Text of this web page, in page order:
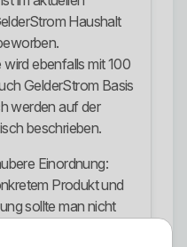
Haushalt
ebenfalls mit 100
GelderStrom Basis
werden auf der
beschrieben.
Einordnung:
Produkt und
sollte man nicht